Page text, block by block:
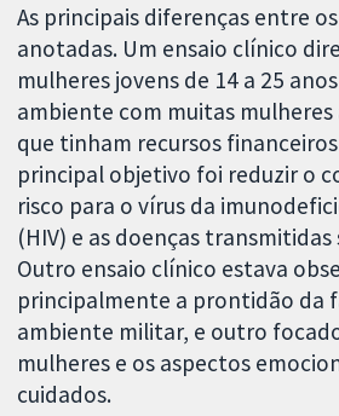
As principais diferenças entre
anotadas. Um ensaio clínico
mulheres jovens de 14 a 25
ambiente com muitas
que tinham recursos
principal objetivo foi reduzir o
risco para o vírus da
(HIV) e as doenças
Outro ensaio clínico estava
principalmente a prontidão da
ambiente militar, e outro
mulheres e os aspectos
cuidados.